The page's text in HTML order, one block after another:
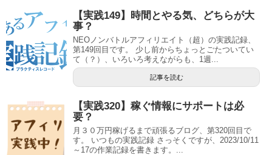
【実践149】時間とやる気、どちらが大
事？
NEOノンバトルアフィリエイト（超）の実践記録、
第149回目です。 少し前からちょっとごたついてい
て（？）、いろいろ考えながらも、1週...
記事を読む
【実践320】稼ぐ情報にサポートは必
要？
月３０万円稼げるまで頑張るブログ、第320回目で
す。 いつもの実践記録 さっそくですが、2023/10/11
～17の作業記録を書きます。...